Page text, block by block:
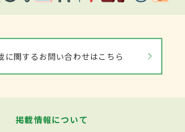
に関するお問い合わせはこちら
掲載情報について